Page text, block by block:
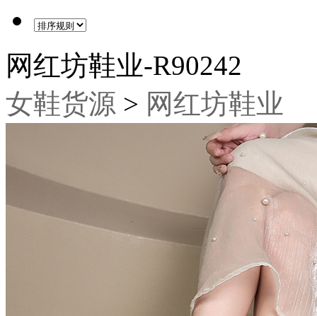
网红坊鞋业-R90242
女鞋货源 > 网红坊鞋业